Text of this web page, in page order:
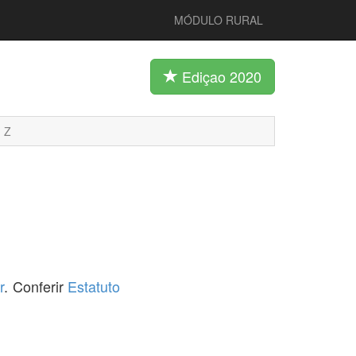
MÓDULO RURAL
Ediçao 2020
Z
. Conferir Estatuto